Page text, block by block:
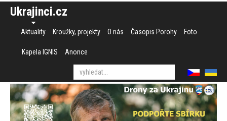
Ukrajinci.cz
Aktuality Kroužky, projekty O nás Časopis Porohy Foto
Kapela IGNIS Anonce